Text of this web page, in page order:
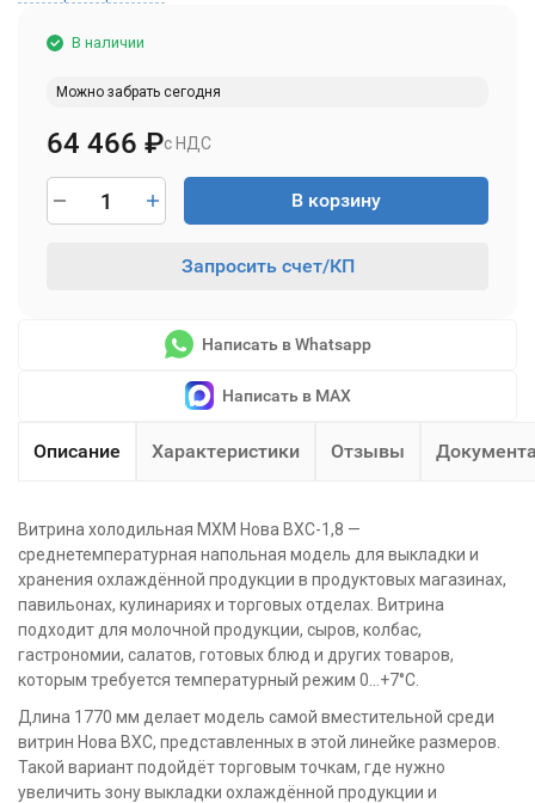
В наличии
Можно забрать сегодня
с НДС
64 466 ₽
В корзину
Запросить счет/КП
Написать в Whatsapp
Написать в MAX
Описание Характеристики Отзывы
Витрина холодильная МХМ Нова ВХС-1,8 —
среднетемпературная напольная модель для выкладки и
хранения охлаждённой продукции в продуктовых магазинах,
павильонах, кулинариях и торговых отделах. Витрина
подходит для молочной продукции, сыров, колбас,
гастрономии, салатов, готовых блюд и других товаров,
которым требуется температурный режим 0…+7°C.
Длина 1770 мм делает модель самой вместительной среди
витрин Нова ВХС, представленных в этой линейке размеров.
Такой вариант подойдёт торговым точкам, где нужно
увеличить зону выкладки охлаждённой продукции и